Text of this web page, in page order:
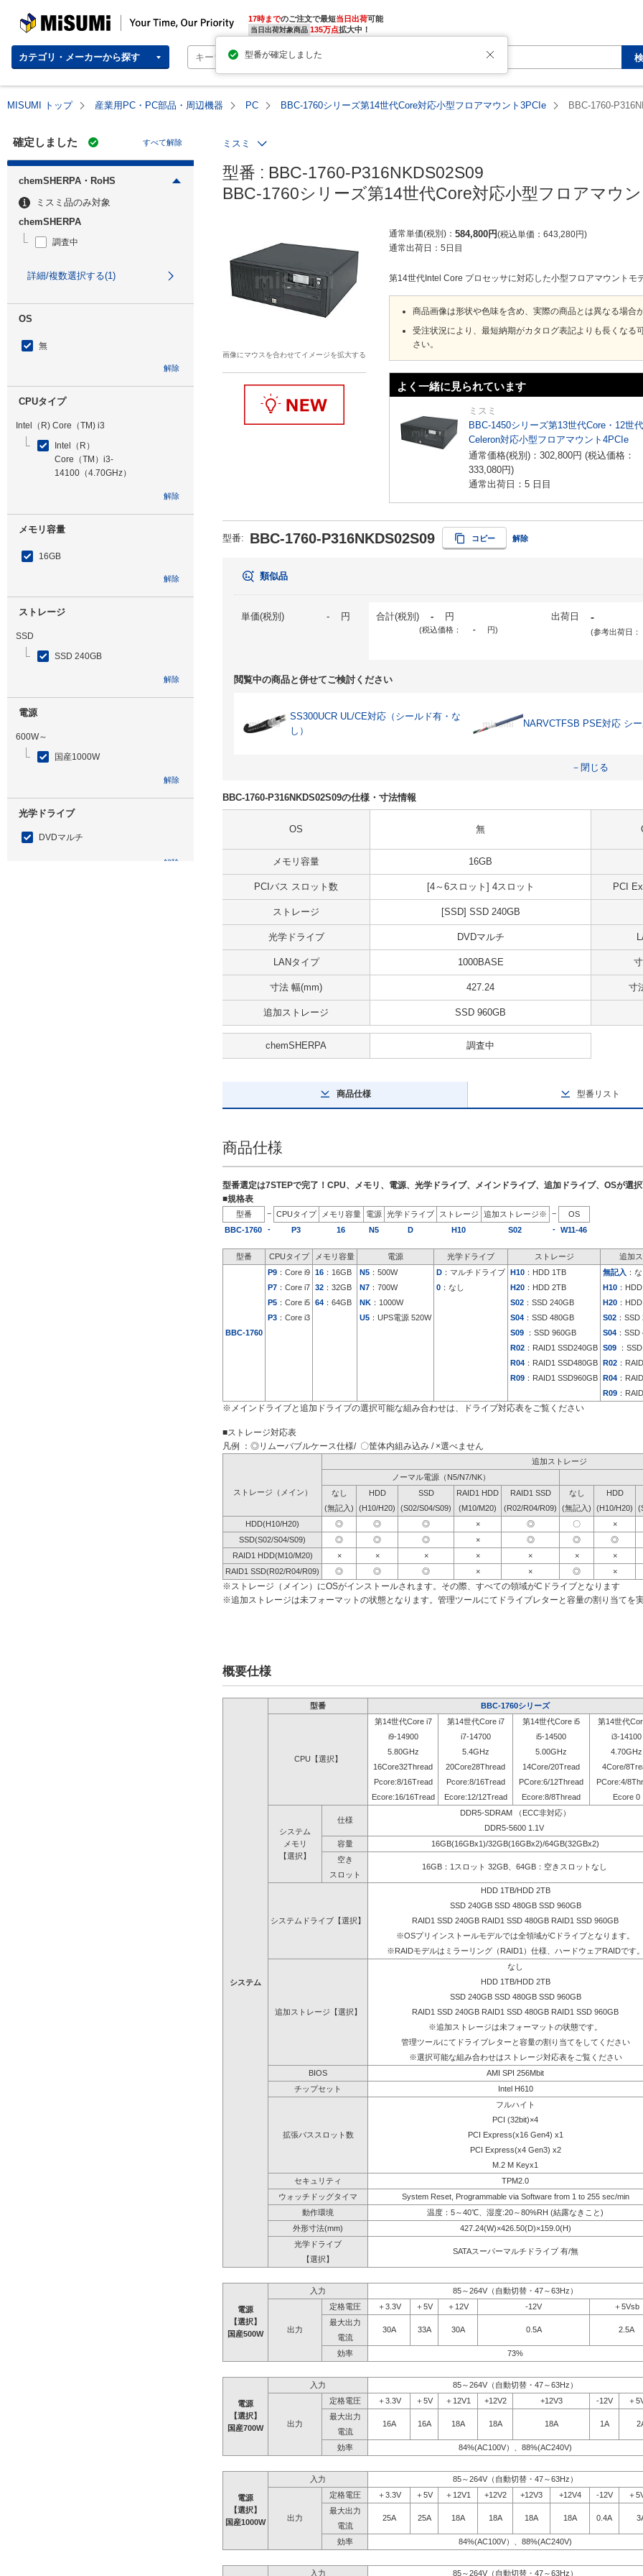
MISUMI | Your Time, Our Priority 17時までのご注文で最短当日出荷
当日出荷対象商品 135万点拡大中！
カテゴリ・メーカーから探す
MISUMI トップ 産業用PC・PC部品・周辺機器 PC BBC-1760シリーズ第14世代Core対応小型フロアマウント3PCIe BBC-1760-
確定しました すべて解除
chemSHERPA・RoHS
ミスミ品のみ対象
chemSHERPA
調査中
詳細/複数選択する(1)
OS
無
解除
CPUタイプ
Intel（R) Core（TM) i3
Intel（R）
Core（TM）i3-
14100（4.70GHz）
解除
メモリ容量
16GB
解除
ストレージ
SSD
SSD 240GB
解除
電源
600W～
国産1000W
解除
光学ドライブ
DVDマルチ
解除
ミスミ
型番 : BBC-1760-P316NKDS02S09
BBC-1760シリーズ第14世代Core対応小型フロアマウ
画像にマウスを合わせてイメージを拡大する
通常単価(税別) 584,800円 税込単価 643,280円
通常出荷日： 5日目
第14世代Intel Core プロセッサに対応した小型フロアマウントモデ
商品画像は形状や色味を含め、実際の商品とは異なる場合
受注状況により、最短納期がカタログ表記よりも長くな
さい。
よく一緒に見られています
ミスミ
BBC-1450シリーズ第13世代Core・12世代
Celeron対応小型フロアマウント4PCIe
通常価格(税別)： 302,800円 (税込価格：
333,080円)
通常出荷日：5 日目
型番: BBC-1760-P316NKDS02S09 コピー 解除
類似品
単価(税別) - 円 合計(税別) - 円
(税込価格： - 円)
出荷日 -
(参考出荷日：
閲覧中の商品と併せてご検討ください
SS300UCR UL/CE対応（シールド有・な
し）
NARVCTFSB PSE対応 シ
－閉じる
BBC-1760-P316NKDS02S09の仕様・寸法情報
OS 無
メモリ容量 16GB
PCIバス スロット数 [4～6スロット] 4スロット PCI
ストレージ [SSD] SSD 240GB
光学ドライブ DVDマルチ
LANタイプ 1000BASE
寸法 幅(mm) 427.24 寸
追加ストレージ SSD 960GB
chemSHERPA 調査中
商品仕様 型番リスト
商品仕様
型番選定は7STEPで完了！CPU、メモリ、電源、光学ドライブ、メインドライブ、追加ドライブ、OSが選
■規格表
型番 − CPUタイプ メモリ容量 電源 光学ドライブ ストレージ 追加ストレージ※ −
OS
BBC-1760
- P3 16 N5 D H10 S02 - W11-46
型番 CPUタイプ メモリ容量 電源 光学ドライブ ストレージ 追加
BBC-1760
P9 ：Core i9 16 ：16GB N5 ：500W D ：マルチドライブ H10 ：HDD 1TB 無記入 ：
P7 ：Core i7 32 ：32GB N7 ：700W 0 ：なし H20 ：HDD 2TB H10 ：
P5 ：Core i5 64 ：64GB NK ：1000W S02 ：SSD 240GB H20 ：
P3 ：Core i3 U5 ：UPS電源 520W S04 ：SSD 480GB S02 ：
S09 ：SSD 960GB S04 ：
R02 ：RAID1 SSD240GB S09 ：
R04 ：RAID1 SSD480GB R02 ：
R09 ：RAID1 SSD960GB R04 ：
R09 ：
※メインドライブと追加ドライブの選択可能な組み合わせは、ドライブ対応表をご覧ください
■ストレージ対応表
凡例 ：◎リムーバブルケース仕様/ 〇筐体内組み込み / ×選べません
追加ストレージ
ノーマル電源（N5/N7/NK）
ストレージ（メイン）
なし HDD SSD RAID1 HDD RAID1 SSD なし HDD
(無記入)
(H10/H20) (S02/S04/S09) (M10/M20) (R02/R04/R09) (無記入) (H10/H20)
HDD(H10/H20)
◎ ◎ ◎ × ◎ 〇 ×
SSD(S02/S04/S09)
◎ ◎ ◎ × ◎ ◎ ◎
RAID1 HDD(M10/M20)
× × × × × × ×
RAID1 SSD(R02/R04/R09)
◎ ◎ ◎ × × ◎ ×
※ストレージ（メイン）にOSがインストールされます。その際、すべての領域がCドライブとなります
※追加ストレージは未フォーマットの状態となります。管理ツールにてドライブレターと容量の割り当てを
概要仕様
システム
型番 BBC-1760シリーズ
CPU【選択】
第14世代Core i7 第14世代Core i7 第14世代Core i5
第14世代
i9-14900
i7-14700 i5-14500
i3-14100
5.80GHz
5.4GHz 5.00GHz
4.70GHz
16Core32Thread
20Core28Thread 14Core/20Tread
4Core/
Pcore:8/16Tread
Pcore:8/16Tread PCore:6/12Thread
PCore:4/
Ecore:16/16Tread
Ecore:12/12Tread Ecore:8/8Thread Ecore 0
システム
メモリ
【選択】
仕様
DDR5-SDRAM （ECC非対応）
DDR5-5600 1.1V
容量
16GB(16GBx1)/32GB(16GBx2)/64GB(32GBx2)
空き
16GB：1スロット 32GB、64GB：空きスロットなし
スロット
システムドライブ【選択】
HDD 1TB/HDD 2TB
SSD 240GB SSD 480GB SSD 960GB
RAID1 SSD 240GB RAID1 SSD 480GB RAID1 SSD 960GB
※OSプリインストールモデルでは全領域がCドライブとなります。
※RAIDモデルはミラーリング（RAID1）仕様、ハードウェアRAIDです。
追加ストレージ【選択】
なし
HDD 1TB/HDD 2TB
SSD 240GB SSD 480GB SSD 960GB
RAID1 SSD 240GB RAID1 SSD 480GB RAID1 SSD 960GB
※追加ストレージは未フォーマットの状態です。
管理ツールにてドライブレターと容量の割り当てをしてください
※選択可能な組み合わせはストレージ対応表をご覧ください
BIOS
AMI SPI 256Mbit
チップセット
Intel H610
拡張バススロット数
フルハイト
PCI (32bit)×4
PCI Express(x16 Gen4) x1
PCI Express(x4 Gen3) x2
M.2 M Keyx1
セキュリティ
TPM2.0
ウォッチドッグタイマ
System Reset, Programmable via Software from 1 to 255 sec/min
動作環境
温度：5～40℃、湿度:20～80%RH (結露なきこと)
外形寸法(mm)
427.24(W)×426.50(D)×159.0(H)
光学ドライブ
SATAスーパーマルチドライブ 有/無
【選択】
電源
【選択】
国産500W
入力 85～264V（自動切替・47～63Hz）
出力
定格電圧 ＋3.3V ＋5V ＋12V -12V
＋5Vsb
最大出力
30A
33A 30A 0.5A
2.5A
電流
効率
73%
電源
【選択】
国産700W
入力 85～264V（自動切替・47～63Hz）
出力
定格電圧 ＋3.3V ＋5V ＋12V1 +12V2 +12V3 -12V
＋
最大出力
16A
16A 18A 18A 18A 1A
電流
効率
84%(AC100V）、88%(AC240V)
電源
【選択】
国産1000W
入力 85～264V（自動切替・47～63Hz）
出力
定格電圧 ＋3.3V ＋5V ＋12V1 +12V2 +12V3 +12V4 -12V
＋
最大出力
25A
25A 18A 18A 18A 18A 0.4A
電流
効率
84%(AC100V）、88%(AC240V)
入力 85～264V（自動切替・47～63Hz）